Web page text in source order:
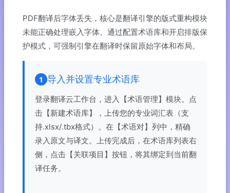
PDF翻译后字体丢失，核心是翻译引擎的版式重构模块
未能正确处理嵌入字体。通过配置术语库和开启排版保
护模式，可强制引擎在翻译时保留原始字体和布局。
1 导入并设置专业术语库
登录翻译云工作台，进入【术语管理】模块。点
击【新建术语库】，上传您的专业词汇表（支
持.xlsx/.tbx格式）。在【术语对】列中，精确
录入原文与译文。上传完成后，在术语库列表右
侧，点击【关联项目】按钮，将其绑定到当前翻
译任务。